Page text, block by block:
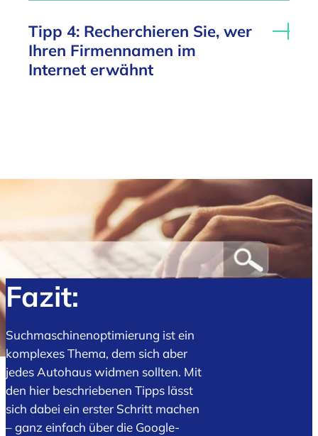
Tipp 4: Recherchieren Sie, wer
Ihren Firmennamen im
Internet erwähnt
Fazit:
Suchmaschinenoptimierung ist ein
komplexes Thema, dem sich aber
jedes Autohaus widmen sollten. Mit
den hier beschriebenen Tipps lässt
sich dabei ein erster Schritt machen
– ganz einfach über die Google-